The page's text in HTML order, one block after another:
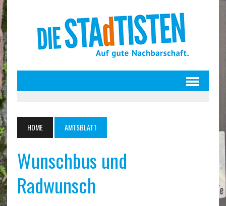
HOME AMTSBLATT
Wunschbus und
Radwunsch